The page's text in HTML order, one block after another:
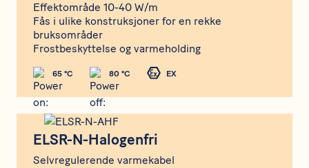
Effektområde 10-40 W/m
Fås i ulike konstruksjoner for en rekke
bruksområder
Frostbeskyttelse og varmeholding
65 °C 80 °C EX
ELSR-N-Halogenfri
Selvregulerende varmekabel
ELSR-N-Halogenfri